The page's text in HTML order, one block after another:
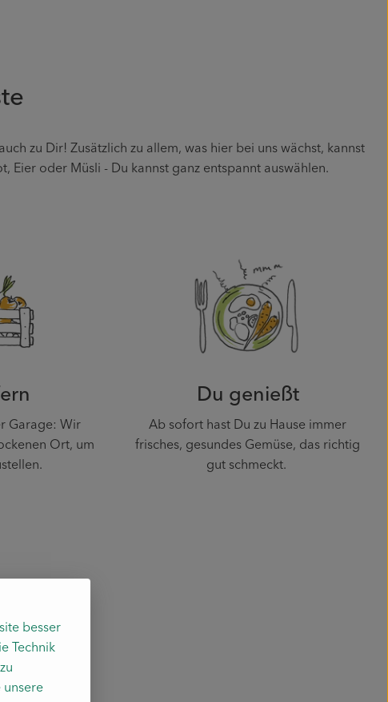
zu Dir! Zusätzlich zu allem, was hier bei uns wächst, kannst
Eier oder Müsli - Du kannst ganz entspannt auswählen.
Garage: Wir
Ort, um
Du genießt
Ab sofort hast Du zu Hause immer
frisches, gesundes Gemüse, das richtig
gut schmeckt.
besser
Technik
unsere